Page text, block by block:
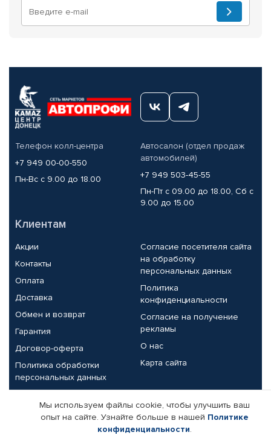
Телефон колл-центра
+7 949 00-00-550
Пн-Вс с 9.00 до 18.00
Автосалон (отдел продаж
автомобилей)
+7 949 503-45-55
Пн-Пт с 09.00 до 18.00, Сб с
9.00 до 15.00
Клиентам
Акции
Контакты
Оплата
Доставка
Обмен и возврат
Гарантия
Договор-оферта
Политика обработки
персональных данных
Согласие посетителя сайта
на обработку
персональных данных
Политика
конфиденциальности
Согласие на получение
рекламы
О нас
Карта сайта
Партнерам
Корпоративным клиентам
Реквизиты компании
Мы используем файлы cookie, чтобы улучшить ваш
опыт на сайте. Узнайте больше в нашей Политике
конфиденциальности.